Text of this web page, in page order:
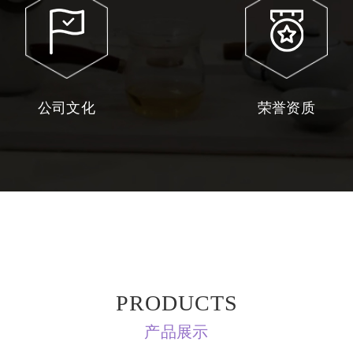
公司文化 荣誉资质
PRODUCTS
产品展示